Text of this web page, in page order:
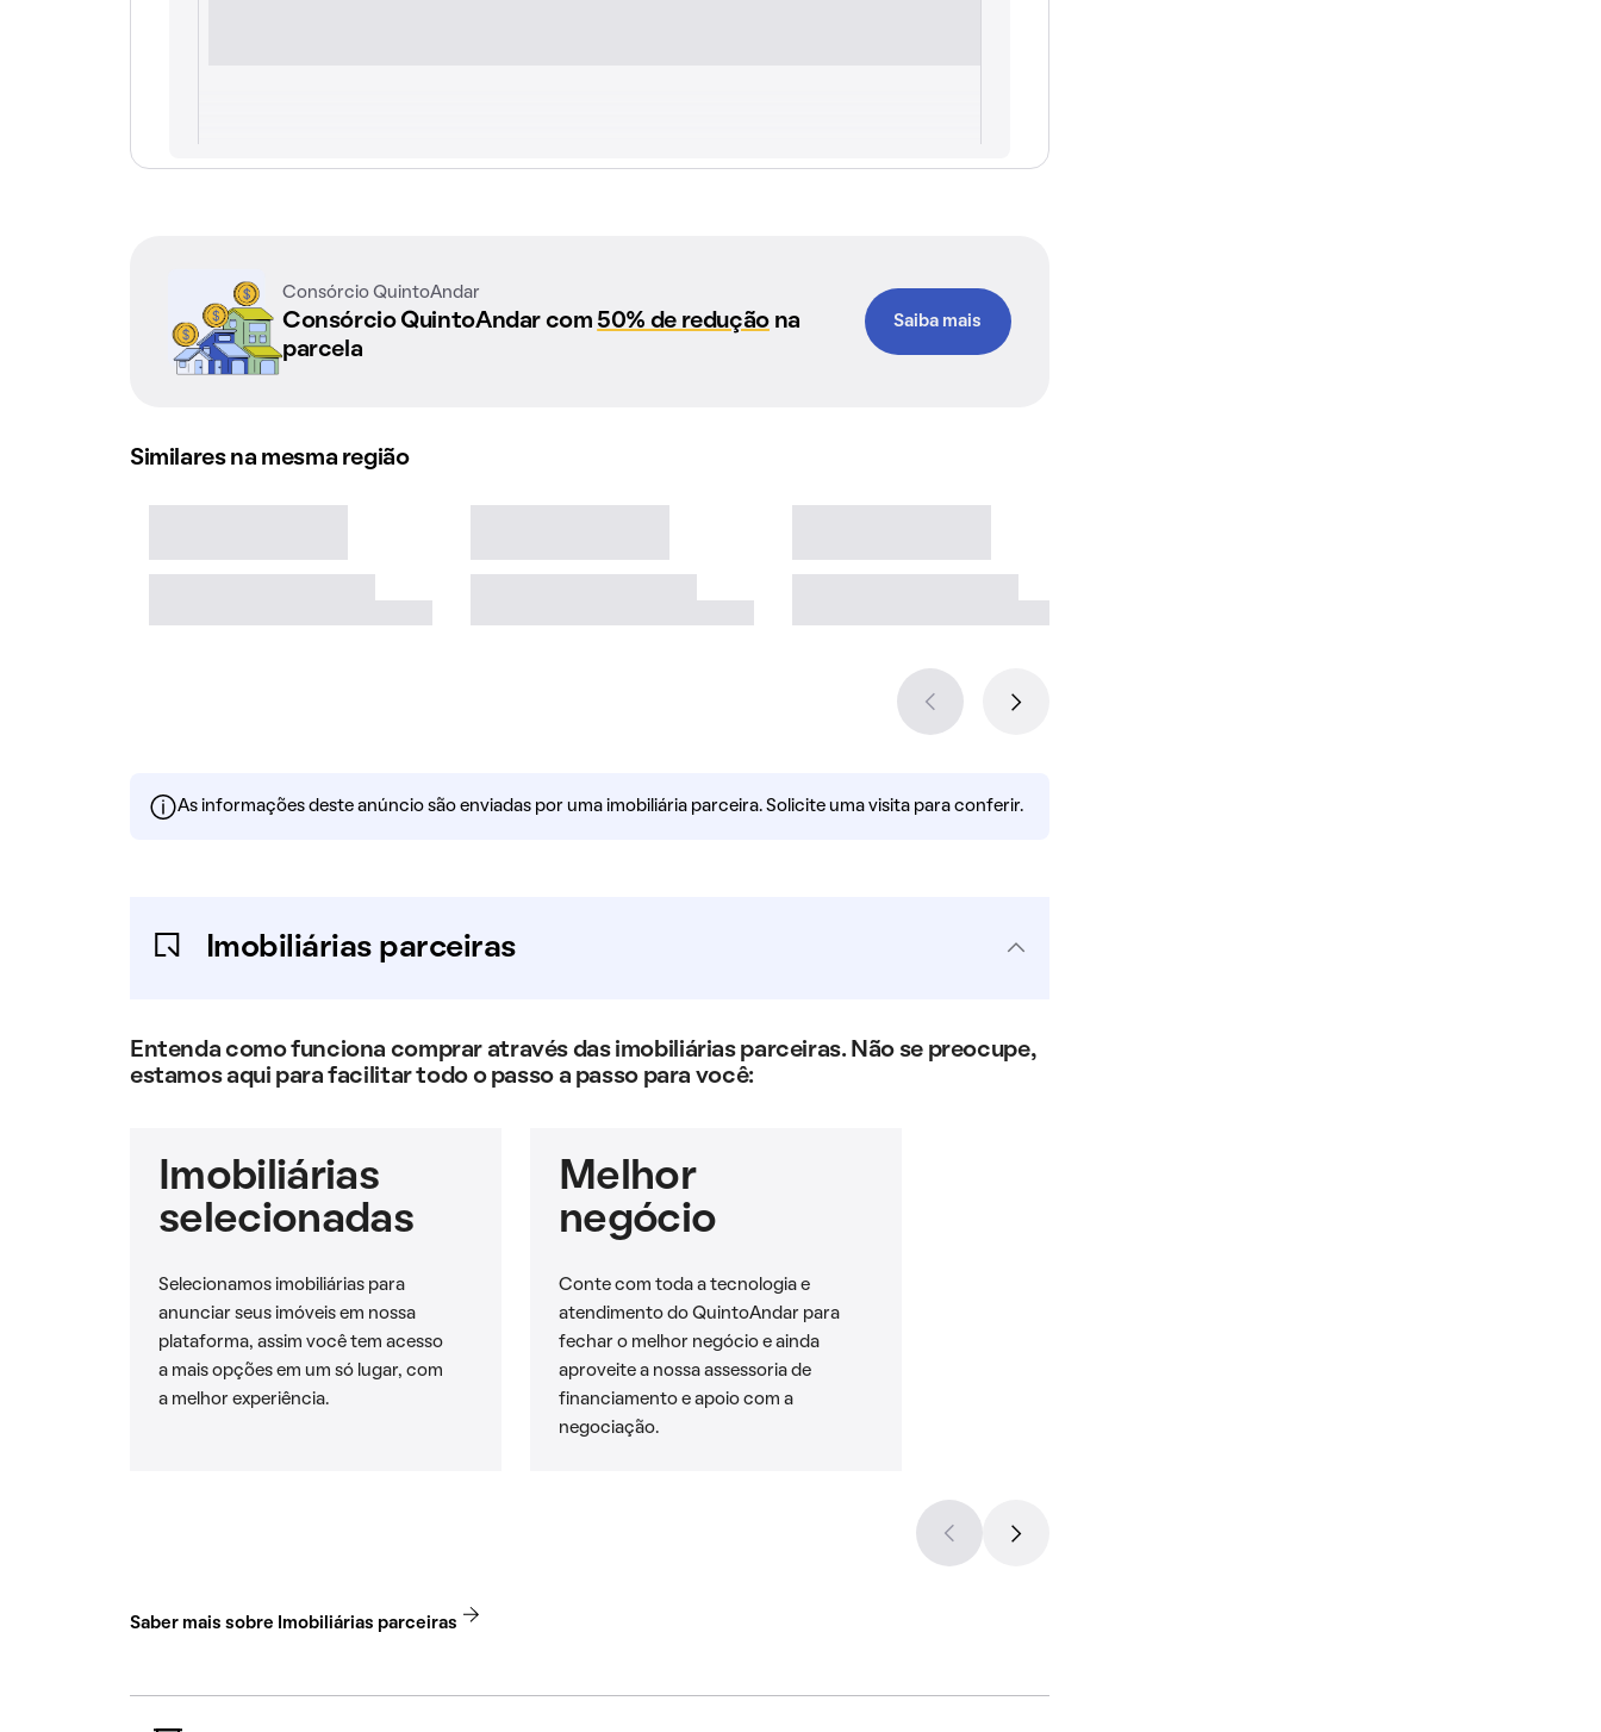
Consórcio QuintoAndar
Consórcio QuintoAndar com 50% de reduçãona
parcela
Saiba mais
Similares na mesma região
As informações deste anúncio são enviadas por uma imobiliária parceira. Solicite uma visita para conferir.
Imobiliárias parceiras
Entenda como funciona comprar através das imobiliárias parceiras. Não se preocupe,
estamos aqui para facilitar todo o passo a passo para você:
Imobiliárias
selecionadas
Selecionamos imobiliárias para
anunciar seus imóveis em nossa
plataforma, assim você tem acesso
a mais opções em um só lugar, com
a melhor experiência.
Melhor
negócio
Conte com toda a tecnologia e
atendimento do QuintoAndar para
fechar o melhor negócio e ainda
aproveite a nossa assessoria de
financiamento e apoio com a
negociação.
Saber mais sobre Imobiliárias parceiras